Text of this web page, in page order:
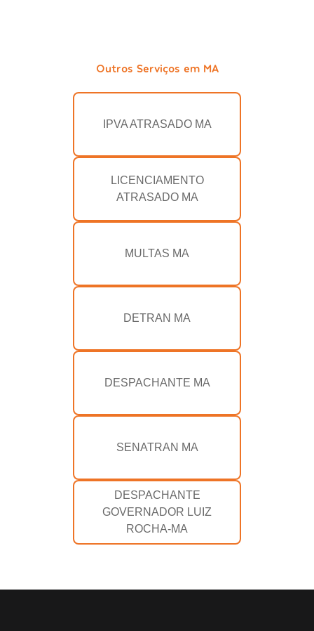
Outros Serviços em MA
IPVA ATRASADO MA
LICENCIAMENTO
ATRASADO MA
MULTAS MA
DETRAN MA
DESPACHANTE MA
SENATRAN MA
DESPACHANTE
GOVERNADOR LUIZ
ROCHA-MA